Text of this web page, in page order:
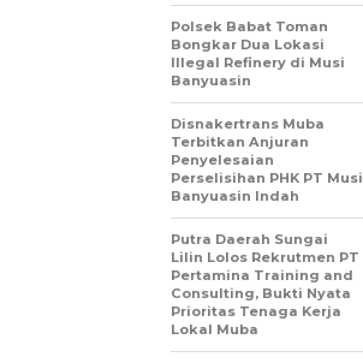
Polsek Babat Toman
Bongkar Dua Lokasi
Illegal Refinery di Musi
Banyuasin
Disnakertrans Muba
Terbitkan Anjuran
Penyelesaian
Perselisihan PHK PT Musi
Banyuasin Indah
Putra Daerah Sungai
Lilin Lolos Rekrutmen PT
Pertamina Training and
Consulting, Bukti Nyata
Prioritas Tenaga Kerja
Lokal Muba